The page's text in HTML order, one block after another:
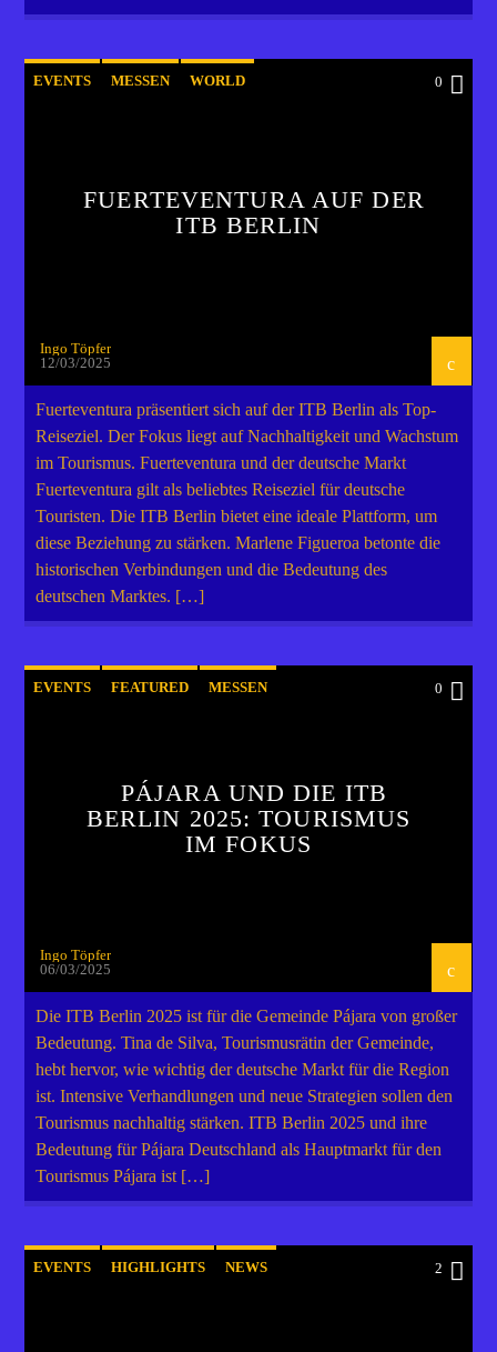
EVENTS MESSEN WORLD 0
FUERTEVENTURA AUF DER
ITB BERLIN
Ingo Töpfer
12/03/2025
Fuerteventura präsentiert sich auf der ITB Berlin als Top-
Reiseziel. Der Fokus liegt auf Nachhaltigkeit und Wachstum
im Tourismus. Fuerteventura und der deutsche Markt
Fuerteventura gilt als beliebtes Reiseziel für deutsche
Touristen. Die ITB Berlin bietet eine ideale Plattform, um
diese Beziehung zu stärken. Marlene Figueroa betonte die
historischen Verbindungen und die Bedeutung des
deutschen Marktes. […]
EVENTS FEATURED MESSEN 0
PÁJARA UND DIE ITB
BERLIN 2025: TOURISMUS
IM FOKUS
Ingo Töpfer
06/03/2025
Die ITB Berlin 2025 ist für die Gemeinde Pájara von großer
Bedeutung. Tina de Silva, Tourismusrätin der Gemeinde,
hebt hervor, wie wichtig der deutsche Markt für die Region
ist. Intensive Verhandlungen und neue Strategien sollen den
Tourismus nachhaltig stärken. ITB Berlin 2025 und ihre
Bedeutung für Pájara Deutschland als Hauptmarkt für den
Tourismus Pájara ist […]
EVENTS HIGHLIGHTS NEWS 2